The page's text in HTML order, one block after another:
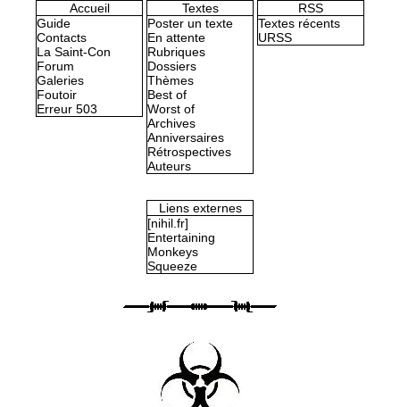
Accueil
Guide
Contacts
La Saint-Con
Forum
Galeries
Foutoir
Erreur 503
Textes
Poster un texte
En attente
Rubriques
Dossiers
Thèmes
Best of
Worst of
Archives
Anniversaires
Rétrospectives
Auteurs
RSS
Textes récents
URSS
Liens externes
[nihil.fr]
Entertaining
Monkeys
Squeeze